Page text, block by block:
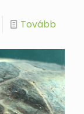
Tovább